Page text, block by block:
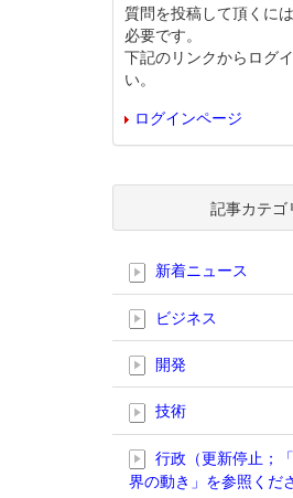
質問を投稿して頂くに
必要です。
下記のリンクからログ
い。
ログインページ
記事カテゴ
新着ニュース
ビジネス
開発
技術
行政（更新停止；
界の動き」を参照くだ